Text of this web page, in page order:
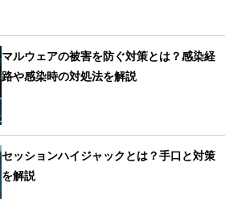
マルウェアの被害を防ぐ対策とは？感染経
路や感染時の対処法を解説
セッションハイジャックとは？手口と対策
を解説